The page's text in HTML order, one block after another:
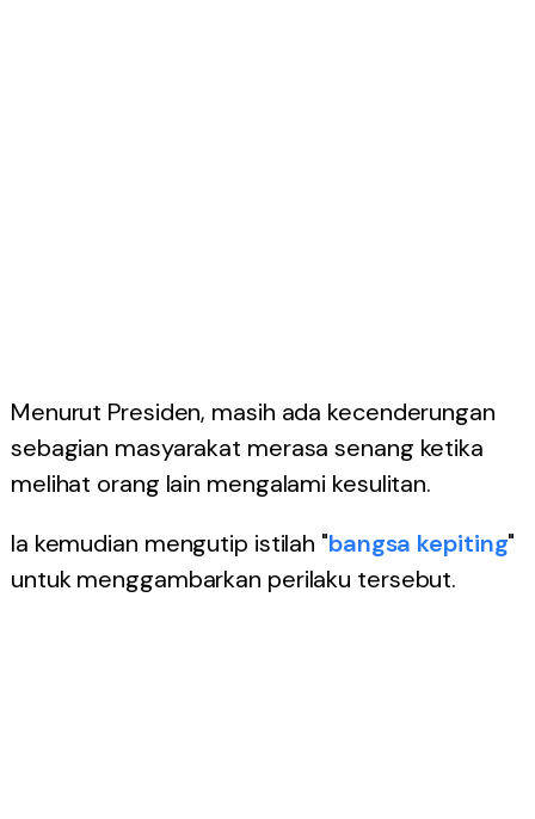
Menurut Presiden, masih ada kecenderungan
sebagian masyarakat merasa senang ketika
melihat orang lain mengalami kesulitan.
Ia kemudian mengutip istilah "bangsa kepiting"
untuk menggambarkan perilaku tersebut.